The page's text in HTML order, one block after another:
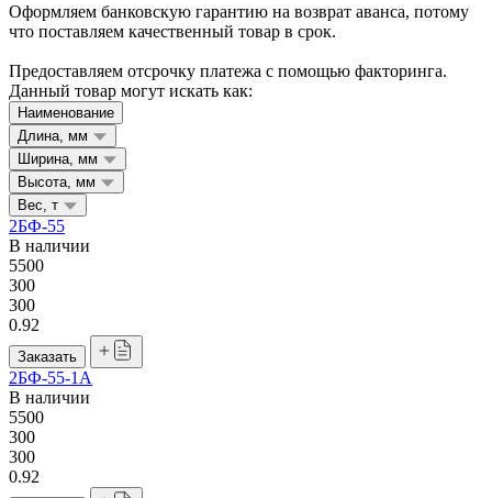
Оформляем банковскую гарантию на возврат аванса, потому
что поставляем качественный товар в срок.
Предоставляем отсрочку платежа с помощью факторинга.
Данный товар могут искать как:
Наименование
Длина, мм
Ширина, мм
Высота, мм
Вес, т
2БФ-55
В наличии
5500
300
300
0.92
Заказать
2БФ-55-1А
В наличии
5500
300
300
0.92